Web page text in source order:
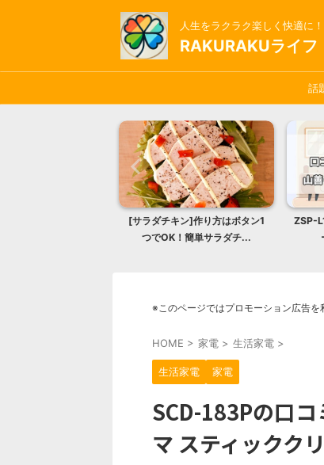
人生をラクラク楽しく快適に！
RAKURAKUライフ
話
[サラダチキン]作り方はボタン1
つでOK！簡単サラダチ...
ZSP-
※このページではプロモーション広告を
HOME > 家電 > 生活家電 >
生活家電 家電
SCD-183Pの口
マ スティックク